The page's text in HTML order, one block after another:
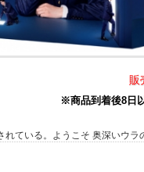
販
※商品到着後8日
れている。ようこそ 奥深いウラ